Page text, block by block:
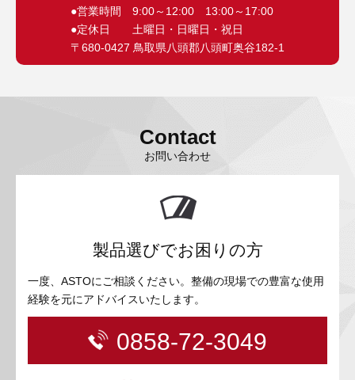
●営業時間 9:00～12:00 13:00～17:00
●定休日 土曜日・日曜日・祝日
〒680-0427 鳥取県八頭郡八頭町奥谷182-1
Contact
お問い合わせ
製品選びでお困りの方
一度、ASTOにご相談ください。整備の現場での豊富な使用
経験を元にアドバイスいたします。
0858-72-3049